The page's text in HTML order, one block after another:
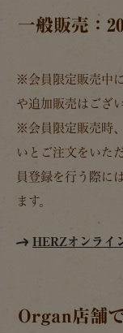
一般販売：
※会員限定販売中
や追加販売はござ
※会員限定販売時
いとご注文をいた
員登録を行う際に
ます。
HERZオンライ
Organ店舗